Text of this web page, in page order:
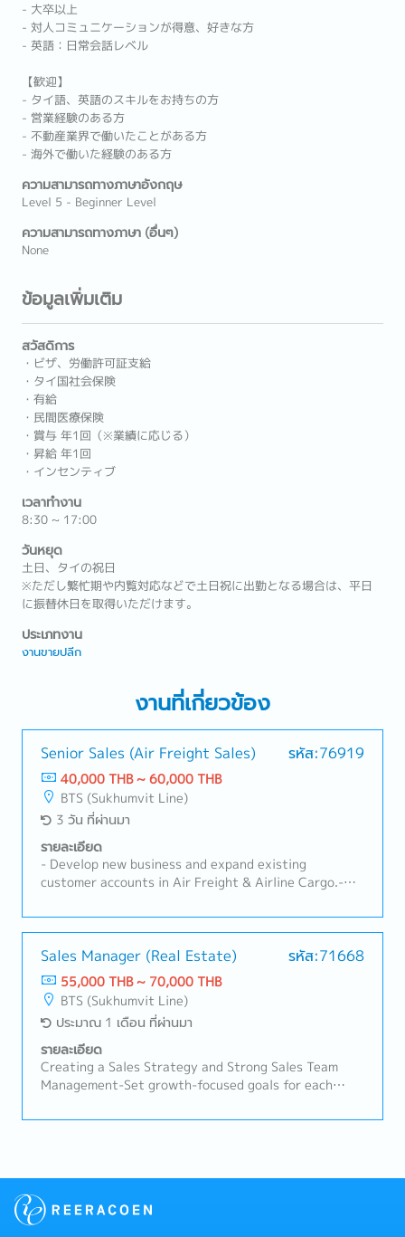
- 大卒以上
- 対人コミュニケーションが得意、好きな方
- 英語：日常会話レベル
【歓迎】
- タイ語、英語のスキルをお持ちの方
- 営業経験のある方
- 不動産業界で働いたことがある方
- 海外で働いた経験のある方
ความสามารถทางภาษาอังกฤษ
Level 5 - Beginner Level
ความสามารถทางภาษา (อื่นๆ)
None
ข้อมูลเพิ่มเติม
สวัสดิการ
・ビザ、労働許可証支給
・タイ国社会保険
・有給
・民間医療保険
・賞与 年1回（※業績に応じる）
・昇給 年1回
・インセンティブ
เวลาทำงาน
8:30 ~ 17:00
วันหยุด
土日、タイの祝日
※ただし繁忙期や内覧対応などで土日祝に出勤となる場合は、平日
に振替休日を取得いただけます。
ประเภทงาน
งานขายปลีก
งานที่เกี่ยวข้อง
Senior Sales (Air Freight Sales) รหัส:76919
40,000 THB ~ 60,000 THB
BTS (Sukhumvit Line)
3 วัน ที่ผ่านมา
รายละเอียด
- Develop new business and expand existing
customer accounts in Air Freight & Airline Cargo.-
performance and profitability.- Build sales strategies
by trade lanes, customer segments, and cargo
capacity.- Promote value-added services such as
Priority Shipping, Guaranteed Space, Special Cargo,
and Charter Solutions.- Negotiate commercial
agreements, pricing, and service terms.- Build strong
relationships with freight forwarders, shippers, and
logistics partners.- Coordinate with Operations to
optimize cargo space utilization and service
delivery.- Monitor market trends, identify new
Ensure compliance with airline regulations, export
Sales Manager (Real Estate) รหัส:71668
55,000 THB ~ 70,000 THB
BTS (Sukhumvit Line)
ประมาณ 1 เดือน ที่ผ่านมา
รายละเอียด
Creating a Sales Strategy and Strong Sales Team
Management-Set growth-focused goals for each
ensure consistent team success.-Delegate tasks and
reviewing cases, etc.).-Evaluate the performance of
management.-Troubleshoot, make decisions, and